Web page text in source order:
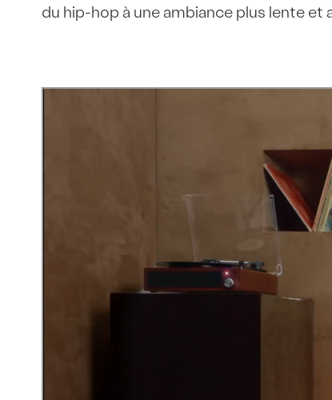
du hip-hop à une ambiance plus lente et